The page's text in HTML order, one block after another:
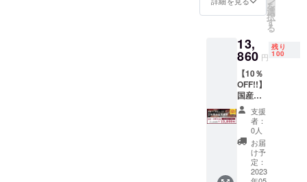
お食事
券は
にてお
届けい
たしま
す。ご
予約時
に購入
時の情
報とナ
ンバー
をお伝
2024年
2月（店
日を除
く） ※
こちら
のお食
事券に
ドリン
ク代は
含まれ
ており
ませ
ん。
当日は
お飲み
を
選
択
す
る
13,
860 円
残り
100
【10％
OFF!!】
国産ラ
ム肉の
コース
を食べ
られる
お食事
券で
す。 有
支援
者：
0人
お届
け予
定：
2023